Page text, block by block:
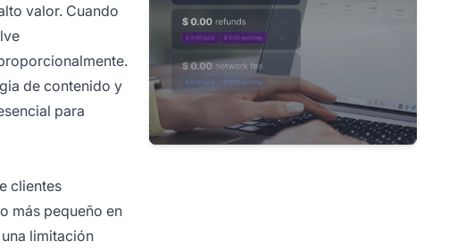
valor. Cuando
de contenido y
para
clientes
más pequeño en
limitación